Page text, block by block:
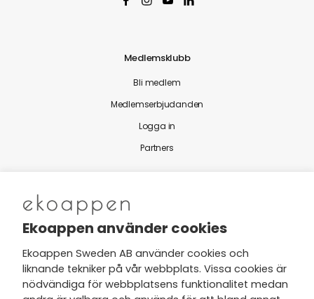
Medlemsklubb
Bli medlem
Medlemserbjudanden
Logga in
Partners
Nytt från Ekoappen
Jag har tagit del av Ekoappens
personuppgifts- och
Ekoappen använder cookies
Ekoappen Sweden AB använder cookies och
liknande tekniker på vår webbplats. Vissa cookies är
nödvändiga för webbplatsens funktionalitet medan